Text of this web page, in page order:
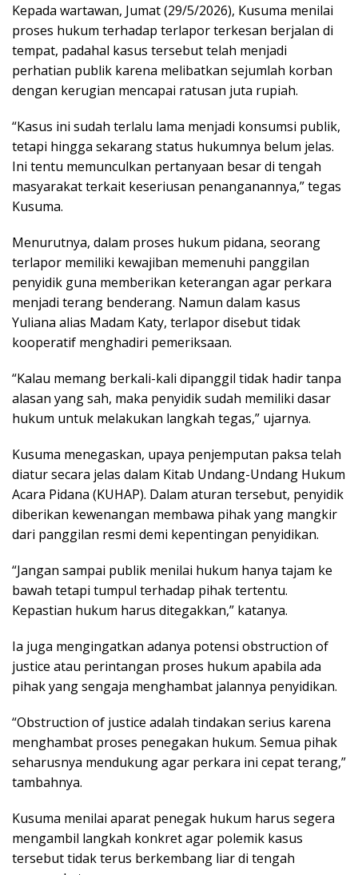
Kepada wartawan, Jumat (29/5/2026), Kusuma menilai
proses hukum terhadap terlapor terkesan berjalan di
tempat, padahal kasus tersebut telah menjadi
perhatian publik karena melibatkan sejumlah korban
dengan kerugian mencapai ratusan juta rupiah.
“Kasus ini sudah terlalu lama menjadi konsumsi publik,
tetapi hingga sekarang status hukumnya belum jelas.
Ini tentu memunculkan pertanyaan besar di tengah
masyarakat terkait keseriusan penanganannya,” tegas
Kusuma.
Menurutnya, dalam proses hukum pidana, seorang
terlapor memiliki kewajiban memenuhi panggilan
penyidik guna memberikan keterangan agar perkara
menjadi terang benderang. Namun dalam kasus
Yuliana alias Madam Katy, terlapor disebut tidak
kooperatif menghadiri pemeriksaan.
“Kalau memang berkali-kali dipanggil tidak hadir tanpa
alasan yang sah, maka penyidik sudah memiliki dasar
hukum untuk melakukan langkah tegas,” ujarnya.
Kusuma menegaskan, upaya penjemputan paksa telah
diatur secara jelas dalam Kitab Undang-Undang Hukum
Acara Pidana (KUHAP). Dalam aturan tersebut, penyidik
diberikan kewenangan membawa pihak yang mangkir
dari panggilan resmi demi kepentingan penyidikan.
“Jangan sampai publik menilai hukum hanya tajam ke
bawah tetapi tumpul terhadap pihak tertentu.
Kepastian hukum harus ditegakkan,” katanya.
Ia juga mengingatkan adanya potensi obstruction of
justice atau perintangan proses hukum apabila ada
pihak yang sengaja menghambat jalannya penyidikan.
“Obstruction of justice adalah tindakan serius karena
menghambat proses penegakan hukum. Semua pihak
seharusnya mendukung agar perkara ini cepat terang,”
tambahnya.
Kusuma menilai aparat penegak hukum harus segera
mengambil langkah konkret agar polemik kasus
tersebut tidak terus berkembang liar di tengah